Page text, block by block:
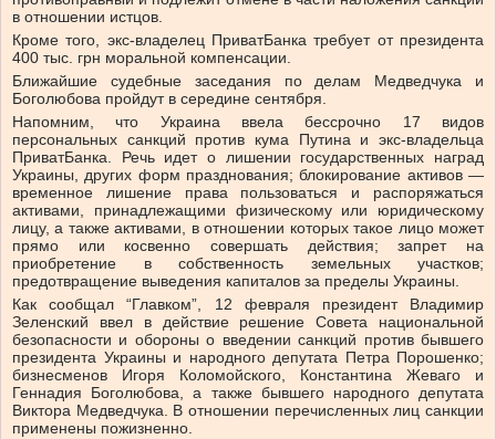
в отношении истцов.
Кроме того, экс-владелец ПриватБанка требует от президента
400 тыс. грн моральной компенсации.
Ближайшие судебные заседания по делам Медведчука и
Боголюбова пройдут в середине сентября.
Напомним, что Украина ввела бессрочно 17 видов
персональных санкций против кума Путина и экс-владельца
ПриватБанка. Речь идет о лишении государственных наград
Украины, других форм празднования; блокирование активов —
временное лишение права пользоваться и распоряжаться
активами, принадлежащими физическому или юридическому
лицу, а также активами, в отношении которых такое лицо может
прямо или косвенно совершать действия; запрет на
приобретение в собственность земельных участков;
предотвращение выведения капиталов за пределы Украины.
Как сообщал “Главком”, 12 февраля президент Владимир
Зеленский ввел в действие решение Совета национальной
безопасности и обороны о введении санкций против бывшего
президента Украины и народного депутата Петра Порошенко;
бизнесменов Игоря Коломойского, Константина Жеваго и
Геннадия Боголюбова, а также бывшего народного депутата
Виктора Медведчука. В отношении перечисленных лиц санкции
применены пожизненно.